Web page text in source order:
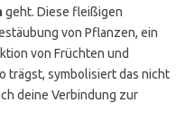
geht. Diese fleißigen
von Pflanzen, ein
von Früchten und
trägst, symbolisiert das nicht
deine Verbindung zur